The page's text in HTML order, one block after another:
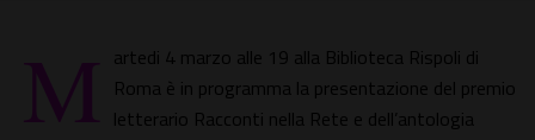
M artedi 4 marzo alle 19 alla Biblioteca Rispoli di
Roma è in programma la presentazione del premio
letterario Racconti nella Rete e dell’antologia